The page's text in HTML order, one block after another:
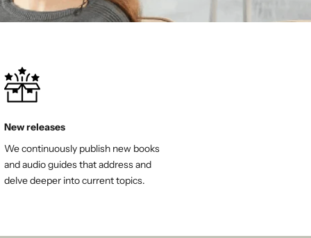
New releases
We continuously publish new books
and audio guides that address and
delve deeper into current topics.